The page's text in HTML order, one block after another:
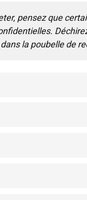
pensez que
la poubelle de